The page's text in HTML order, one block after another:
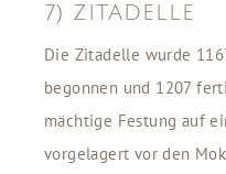
7) ZITADELLE
Die Zitadelle wurde
begonnen und 1207
mächtige Festung auf
vorgelagert vor den